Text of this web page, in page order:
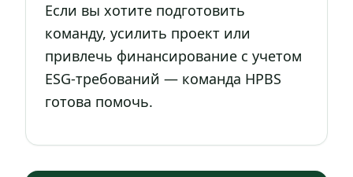
Если вы хотите подготовить
команду, усилить проект или
привлечь финансирование с учетом
ESG-требований — команда HPBS
готова помочь.